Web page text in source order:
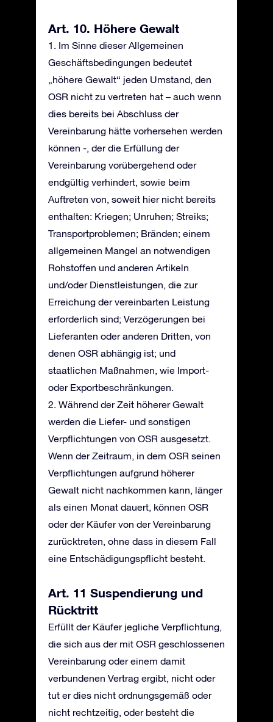
Art. 10. Höhere Gewalt
1. Im Sinne dieser Allgemeinen
Geschäftsbedingungen bedeutet
„höhere Gewalt“ jeden Umstand, den
OSR nicht zu vertreten hat – auch wenn
dies bereits bei Abschluss der
Vereinbarung hätte vorhersehen werden
können -, der die Erfüllung der
Vereinbarung vorübergehend oder
endgültig verhindert, sowie beim
Auftreten von, soweit hier nicht bereits
enthalten: Kriegen; Unruhen; Streiks;
Transportproblemen; Bränden; einem
allgemeinen Mangel an notwendigen
Rohstoffen und anderen Artikeln
und/oder Dienstleistungen, die zur
Erreichung der vereinbarten Leistung
erforderlich sind; Verzögerungen bei
Lieferanten oder anderen Dritten, von
denen OSR abhängig ist; und
staatlichen Maßnahmen, wie Import-
oder Exportbeschränkungen.
2. Während der Zeit höherer Gewalt
werden die Liefer- und sonstigen
Verpflichtungen von OSR ausgesetzt.
Wenn der Zeitraum, in dem OSR seinen
Verpflichtungen aufgrund höherer
Gewalt nicht nachkommen kann, länger
als einen Monat dauert, können OSR
oder der Käufer von der Vereinbarung
zurücktreten, ohne dass in diesem Fall
eine Entschädigungspflicht besteht.
Art. 11 Suspendierung und
Rücktritt
Erfüllt der Käufer jegliche Verpflichtung,
die sich aus der mit OSR geschlossenen
Vereinbarung oder einem damit
verbundenen Vertrag ergibt, nicht oder
tut er dies nicht ordnungsgemäß oder
nicht rechtzeitig, oder besteht die